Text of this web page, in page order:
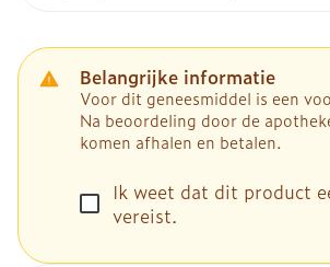
Belangrijke informatie
Voor dit geneesmiddel is een
Na beoordeling door de
komen afhalen en betalen.
Ik weet dat dit product
vereist.